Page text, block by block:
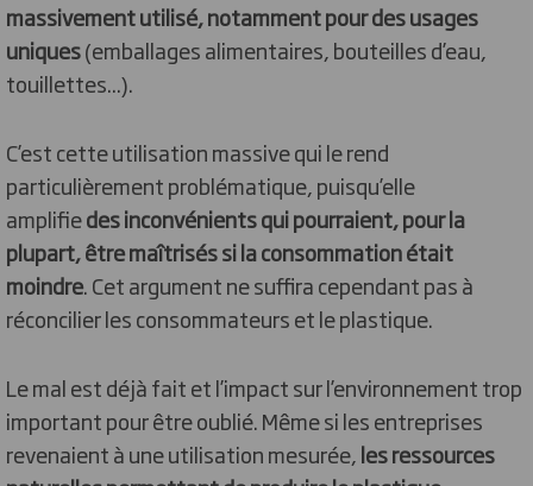
massivement utilisé, notamment pour des usages
uniques(emballages alimentaires, bouteilles d’eau,
touillettes...).
C’est cette utilisation massive qui le rend
particulièrement problématique, puisqu’elle
amplifiedes inconvénients qui pourraient, pour la
plupart, être maîtrisés si la consommation était
moindre. Cet argument ne suffira cependant pas à
réconcilier les consommateurs et le plastique.
Le mal est déjà fait et l’impact sur l’environnement trop
important pour être oublié. Même si les entreprises
revenaient à une utilisation mesurée,les ressources